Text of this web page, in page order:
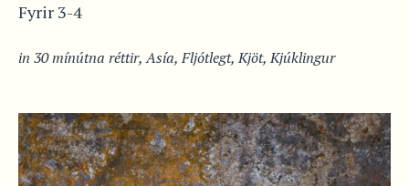
Fyrir 3-4
in 30 mínútna réttir,Asía,Fljótlegt,Kjöt,Kjúklingur